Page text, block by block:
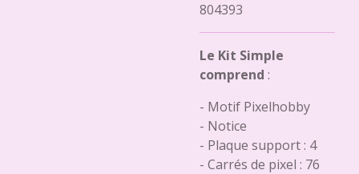
804393
Le Kit Simple
comprend :
- Motif Pixelhobby
- Notice
- Plaque support : 4
- Carrés de pixel : 76